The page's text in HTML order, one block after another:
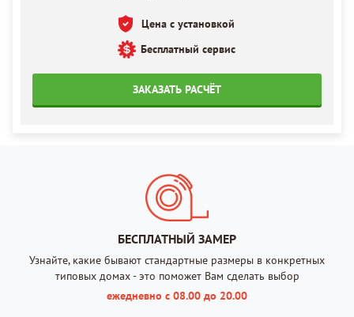
Цена с установкой
Бесплатный сервис
ЗАКАЗАТЬ РАСЧЁТ
БЕСПЛАТНЫЙ ЗАМЕР
Узнайте, какие бывают стандартные размеры в конкретных
типовых домах - это поможет Вам сделать выбор
ежедневно с 08.00 до 20.00